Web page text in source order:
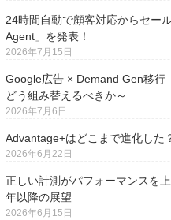
24時間自動で顧客対応からセー
Agent」を発表！
2026年7月15日
Google広告 × Demand Gen移
どう組み替えるべきか～
2026年7月6日
Advantage+はどこまで進化した
2026年6月22日
正しい計測がパフォーマンスを
年以降の展望
2026年6月15日